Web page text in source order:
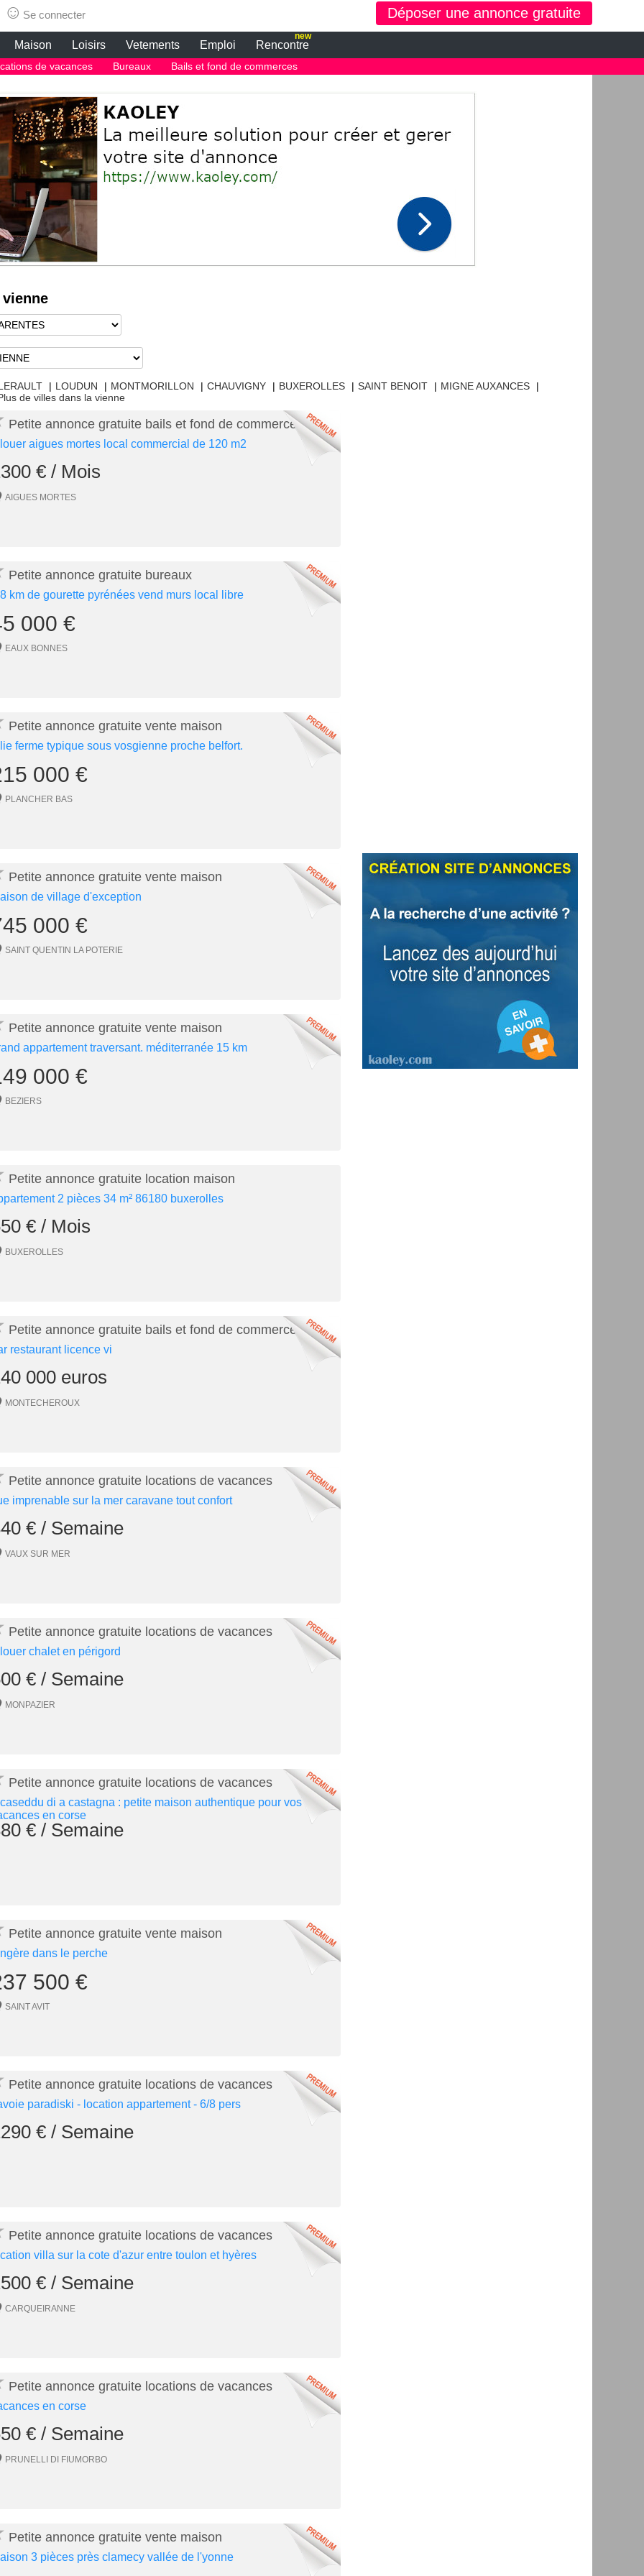
☺ Se connecter Déposer une annonce gratuite
Maison Loisirs Vetements Emploi Rencontre
new
de vacances Bureaux Bails et fond de commerces
| LOUDUN | MONTMORILLON | CHAUVIGNY | BUXEROLLES | SAINT BENOIT | MIGNE AUXANCES
|
de villes dans la vienne
Petite annonce gratuite bails et fond de commerces
aigues mortes local commercial de 120 m2
€ / Mois
AIGUES MORTES
Petite annonce gratuite bureaux
km de gourette pyrénées vend murs local libre
000 €
EAUX BONNES
Petite annonce gratuite vente maison
ferme typique sous vosgienne proche belfort.
000 €
PLANCHER BAS
Petite annonce gratuite vente maison
de village d'exception
000 €
SAINT QUENTIN LA POTERIE
Petite annonce gratuite vente maison
appartement traversant. méditerranée 15 km
000 €
BEZIERS
Petite annonce gratuite location maison
2 pièces 34 m² 86180 buxerolles
€ / Mois
BUXEROLLES
Petite annonce gratuite bails et fond de commerces
restaurant licence vi
000 euros
MONTECHEROUX
Petite annonce gratuite locations de vacances
imprenable sur la mer caravane tout confort
€ / Semaine
VAUX SUR MER
Petite annonce gratuite locations de vacances
chalet en périgord
€ / Semaine
MONPAZIER
Petite annonce gratuite locations de vacances
di a castagna : petite maison authentique pour vos
en corse
€ / Semaine
Petite annonce gratuite vente maison
dans le perche
500 €
SAINT AVIT
Petite annonce gratuite locations de vacances
paradiski - location appartement - 6/8 pers
€ / Semaine
Petite annonce gratuite locations de vacances
villa sur la cote d'azur entre toulon et hyères
€ / Semaine
CARQUEIRANNE
Petite annonce gratuite locations de vacances
en corse
€ / Semaine
PRUNELLI DI FIUMORBO
Petite annonce gratuite vente maison
3 pièces près clamecy vallée de l'yonne